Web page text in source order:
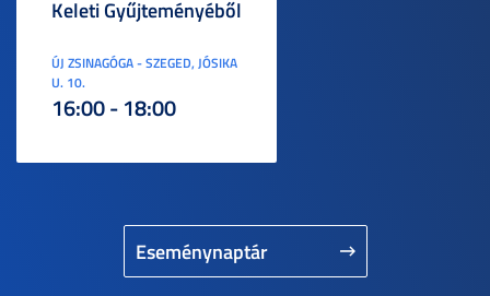
Eseménynaptár
Keleti Gyűjteményéből
ÚJ ZSINAGÓGA - SZEGED, JÓSIKA
U. 10.
16:00 - 18:00